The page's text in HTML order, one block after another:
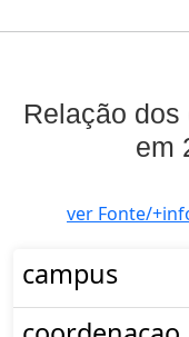
Relação
em
ver Fonte/
campus